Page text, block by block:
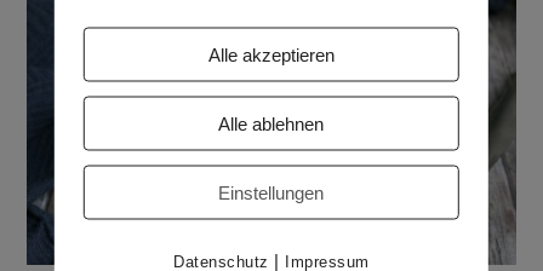
Alle akzeptieren
Alle ablehnen
Einstellungen
Datenschutz | Impressum